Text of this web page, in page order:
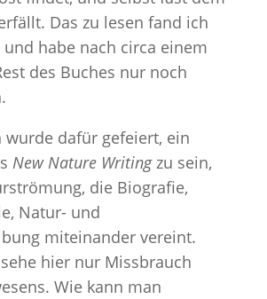
Das zu lesen fand ich
habe nach circa einem
des Buches nur noch
wurde dafür gefeiert, ein
New Nature Writing zu sein,
die Biografie,
Natur- und
miteinander vereint.
hier nur Missbrauch
Wie kann man